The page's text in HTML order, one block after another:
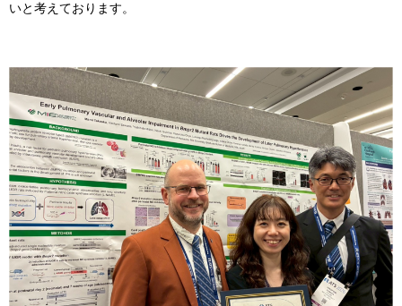
いと考えております。